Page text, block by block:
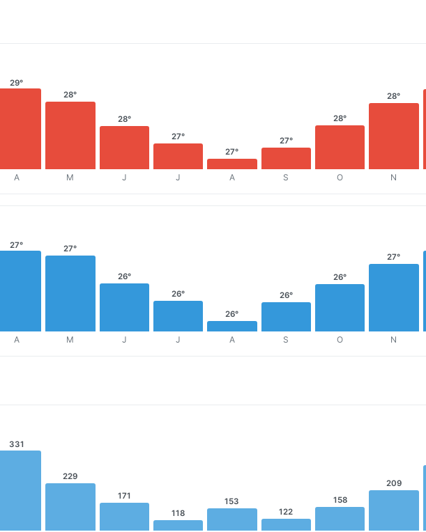
29°
A
28°
M
28°
J
27°
J
27°
A
27°
S
28°
O
28°
N
27°
A
27°
M
26°
J
26°
J
26°
A
26°
S
26°
O
27°
N
331
229
171
118
153
122
158
209